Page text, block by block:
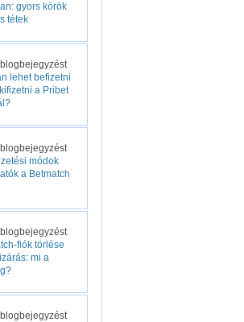
gyors körök
tétek
lehet befizetni
a Pribet
módok
a Betmatch
fiók törlése
mi a